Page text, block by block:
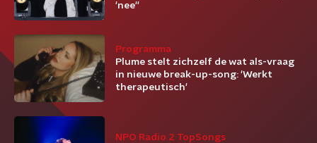
'nee''
Programma
Plume stelt zichzelf de wat als-vraag
in nieuwe break-up-song: 'Werkt
therapeutisch'
NPO Radio 2 TopSongs